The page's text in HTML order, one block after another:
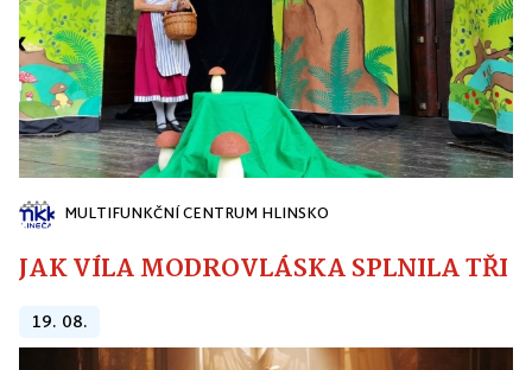
MULTIFUNKČNÍ CENTRUM HLINSKO
JAK VÍLA MODROVLÁSKA SPLNILA
19. 08.